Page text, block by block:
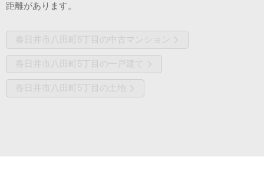
距離があります。
春日井市八田町5丁目の中古マンション
春日井市八田町5丁目の一戸建て
春日井市八田町5丁目の土地